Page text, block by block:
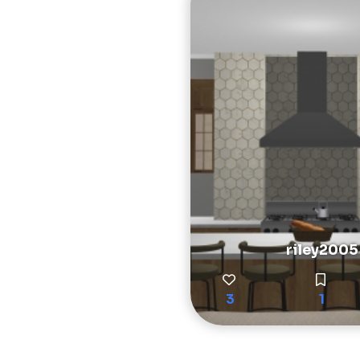
riley2005
3 1